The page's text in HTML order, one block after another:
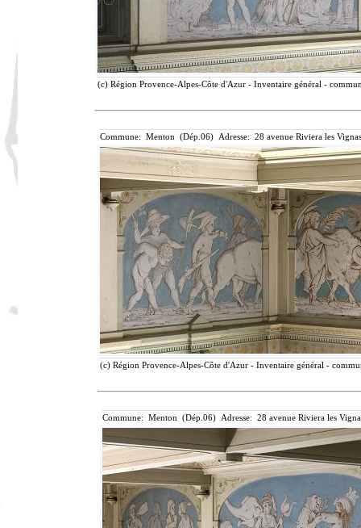
(c) Région Provence-Alpes-Côte d'Azur - Inventaire général -
Commune: Menton (Dép.06) Adresse: 28 avenue Riviera les
(c) Région Provence-Alpes-Côte d'Azur - Inventaire général -
Commune: Menton (Dép.06) Adresse: 28 avenue Riviera les